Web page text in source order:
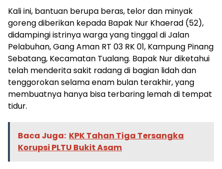
Kali ini, bantuan berupa beras, telor dan minyak
goreng diberikan kepada Bapak Nur Khaerad (52),
didampingi istrinya warga yang tinggal di Jalan
Pelabuhan, Gang Aman RT 03 RK 01, Kampung Pinang
Sebatang, Kecamatan Tualang. Bapak Nur diketahui
telah menderita sakit radang di bagian lidah dan
tenggorokan selama enam bulan terakhir, yang
membuatnya hanya bisa terbaring lemah di tempat
tidur.
Baca Juga: KPK Tahan Tiga Tersangka
Korupsi PLTU Bukit Asam